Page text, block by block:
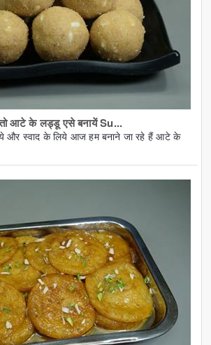
तो आटे के लड्डू एसे बनायें Su...
और स्वाद के लिये आज हम बनाने जा रहे हैं आटे के